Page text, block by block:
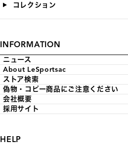
コレクション
INFORMATION
ニュース
About LeSportsac
ストア検索
偽物・コピー商品にご注意ください
会社概要
採用サイト
HELP